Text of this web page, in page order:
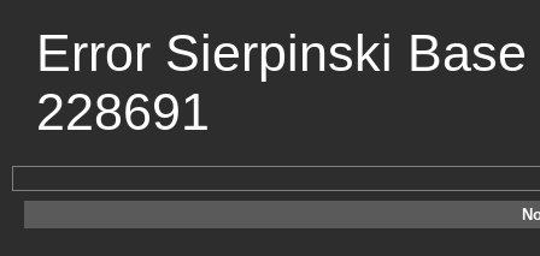
Error Sierpinski
228691